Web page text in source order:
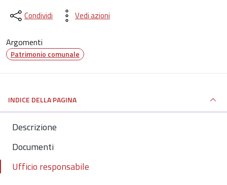
Condividi Vedi azioni
Argomenti
Patrimonio comunale
INDICE DELLA PAGINA
Descrizione
Documenti
Ufficio responsabile